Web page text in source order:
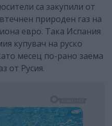
са закупили от
природен газ на
евро. Така Испания
купувач на руско
месец по-рано заема
от Русия.